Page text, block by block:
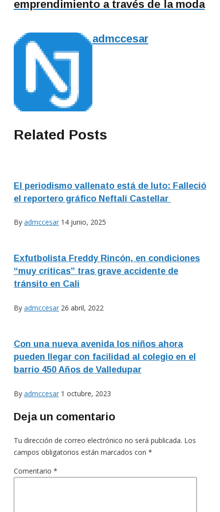
emprendimiento a través de la moda
admccesar
Related Posts
El periodismo vallenato está de luto: Falleció
el reportero gráfico Neftalí Castellar
By admccesar 14 junio, 2025
Exfutbolista Freddy Rincón, en condiciones
“muy críticas” tras grave accidente de
tránsito en Cali
By admccesar 26 abril, 2022
Con una nueva avenida los niños ahora
pueden llegar con facilidad al colegio en el
barrio 450 Años de Valledupar
By admccesar 1 octubre, 2023
Deja un comentario
Tu dirección de correo electrónico no será publicada. Los
campos obligatorios están marcados con *
Comentario *